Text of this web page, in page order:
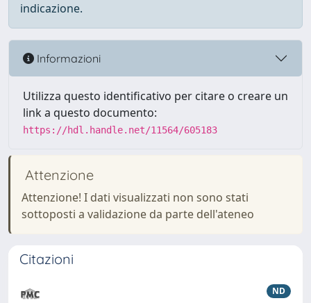
indicazione.
Informazioni
Utilizza questo identificativo per citare o creare un
link a questo documento:
https://hdl.handle.net/11564/605183
Attenzione
Attenzione! I dati visualizzati non sono stati
sottoposti a validazione da parte dell'ateneo
Citazioni
ND